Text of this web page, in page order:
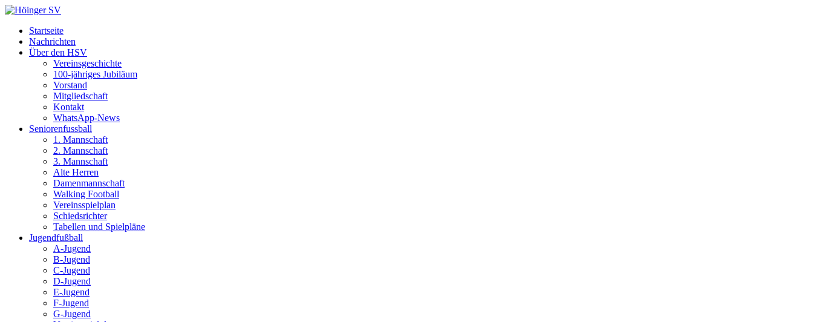
Startseite
Nachrichten
Über den HSV
Vereinsgeschichte
100-jähriges Jubiläum
Vorstand
Mitgliedschaft
Kontakt
WhatsApp-News
Seniorenfussball
1. Mannschaft
2. Mannschaft
3. Mannschaft
Alte Herren
Damenmannschaft
Walking Football
Vereinsspielplan
Schiedsrichter
Tabellen und Spielpläne
Jugendfußball
A-Jugend
B-Jugend
C-Jugend
D-Jugend
E-Jugend
F-Jugend
G-Jugend